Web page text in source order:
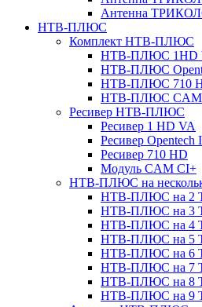
Антенна
НТВ-ПЛЮС
Комплект НТВ-ПЛЮС
НТВ-ПЛЮС 1HD
НТВ-ПЛЮС
НТВ-ПЛЮС 710
НТВ-ПЛЮС CAM
Ресивер НТВ-ПЛЮС
Ресивер 1 HD VA
Ресивер Opentech
Ресивер 710 HD
Модуль CAM CI+
НТВ-ПЛЮС на
НТВ-ПЛЮС на 2
НТВ-ПЛЮС на 3
НТВ-ПЛЮС на 4
НТВ-ПЛЮС на 5
НТВ-ПЛЮС на 6
НТВ-ПЛЮС на 7
НТВ-ПЛЮС на 8
НТВ-ПЛЮС на 9